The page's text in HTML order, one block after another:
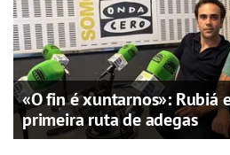
«O fin é xuntarnos»: Rubiá
primeira ruta de adegas